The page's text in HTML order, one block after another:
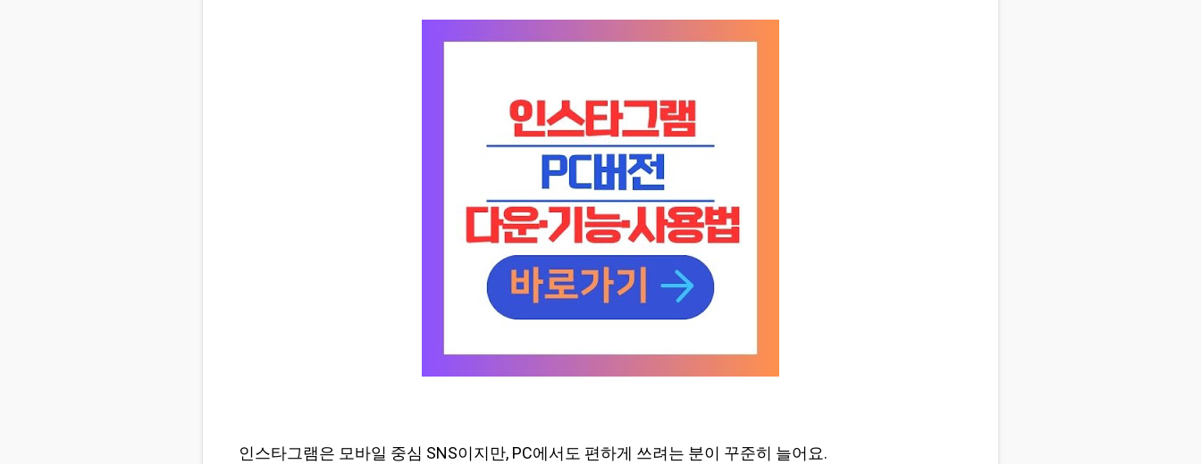
인스타그램은 모바일 중심 SNS이지만, PC에서도 편하게 쓰려는 분이 꾸준히 늘어요.